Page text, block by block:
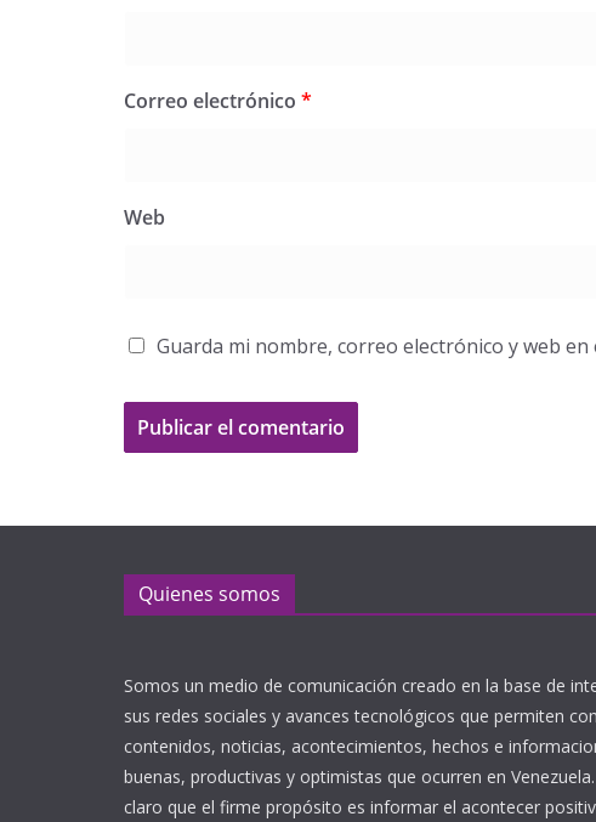
Correo electrónico *
Web
Guarda mi nombre, correo electrónico y web
Quienes somos
Somos un medio de comunicación creado en la base de
sus redes sociales y avances tecnológicos que permiten
contenidos, noticias, acontecimientos, hechos e
buenas, productivas y optimistas que ocurren en
claro que el firme propósito es informar el acontecer